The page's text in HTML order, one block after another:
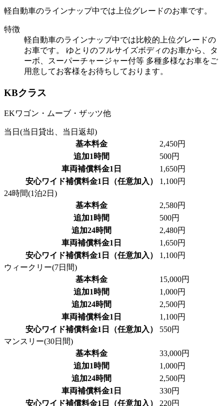
軽自動車のラインナップ中では上位グレードのお車です。
特徴
軽自動車のラインナップ中では比較的上位グレードの
お車です。 ゆとりのフルサイズボディのお車から、タ
ーボ、スーパーチャージャー付等 多種多様なお車をご
用意してお客様をお待ちしております。
KBクラス
EKワゴン・ムーブ・ザッツ他
当日(当日貸出、当日返却)
基本料金
2,450円
追加1時間
500円
車両補償料金1日
1,650円
安心ワイド補償料金1日（任意加入）
1,100円
24時間(1泊2日)
基本料金
2,580円
追加1時間
500円
追加24時間
2,480円
車両補償料金1日
1,650円
安心ワイド補償料金1日（任意加入）
1,100円
ウィークリー(7日間)
基本料金
15,000円
追加1時間
1,000円
追加24時間
2,500円
車両補償料金1日
1,100円
安心ワイド補償料金1日（任意加入）
550円
マンスリー(30日間)
基本料金
33,000円
追加1時間
1,000円
追加24時間
2,500円
車両補償料金1日
330円
安心ワイド補償料金1日（任意加入）
220円